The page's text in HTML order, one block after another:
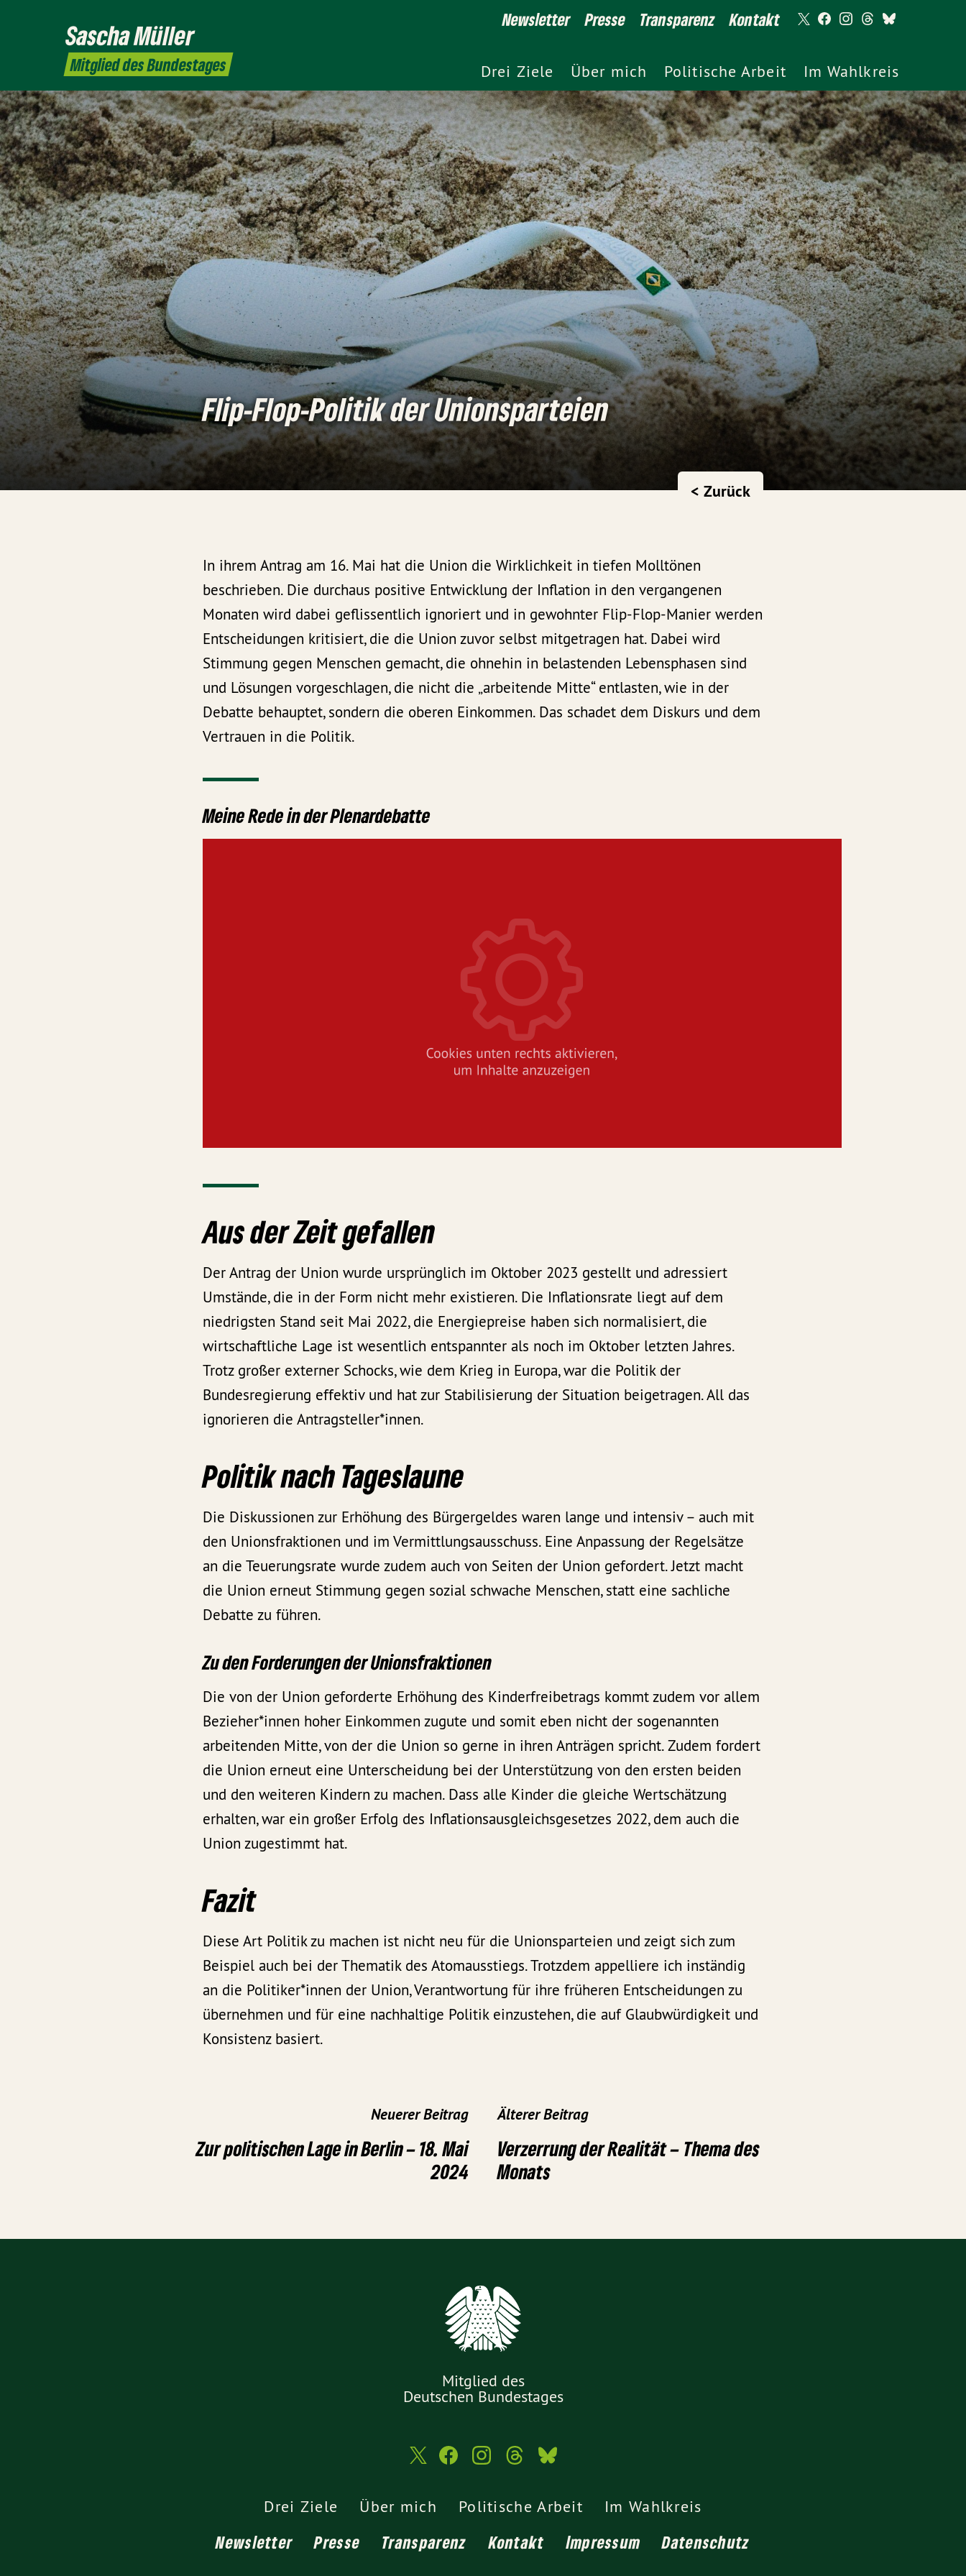
SaschaMüller
Mitglied des Bundestages
Newsletter Presse Transparenz Kontakt
Drei Ziele Über mich Politische Arbeit Im Wahlkreis
Flip-Flop-Politik der Unionsparteien
< Zurück
In ihrem Antrag am 16. Mai hat die Union die Wirklichkeit in tiefen Molltönen
beschrieben. Die durchaus positive Entwicklung der Inflation in den vergangenen
Monaten wird dabei geflissentlich ignoriert und in gewohnter Flip-Flop-Manier werden
Entscheidungen kritisiert, die die Union zuvor selbst mitgetragen hat. Dabei wird
Stimmung gegen Menschen gemacht, die ohnehin in belastenden Lebensphasen sind
und Lösungen vorgeschlagen, die nicht die „arbeitende Mitte“ entlasten, wie in der
Debatte behauptet, sondern die oberen Einkommen. Das schadet dem Diskurs und dem
Vertrauen in die Politik.
Meine Rede in der Plenardebatte
Aus der Zeit gefallen
Der Antrag der Union wurde ursprünglich im Oktober 2023 gestellt und adressiert
Umstände, die in der Form nicht mehr existieren. Die Inflationsrate liegt auf dem
niedrigsten Stand seit Mai 2022, die Energiepreise haben sich normalisiert, die
wirtschaftliche Lage ist wesentlich entspannter als noch im Oktober letzten Jahres.
Trotz großer externer Schocks, wie dem Krieg in Europa, war die Politik der
Bundesregierung effektiv und hat zur Stabilisierung der Situation beigetragen. All das
ignorieren die Antragsteller*innen.
Politik nach Tageslaune
Die Diskussionen zur Erhöhung des Bürgergeldes waren lange und intensiv – auch mit
den Unionsfraktionen und im Vermittlungsausschuss. Eine Anpassung der Regelsätze
an die Teuerungsrate wurde zudem auch von Seiten der Union gefordert. Jetzt macht
die Union erneut Stimmung gegen sozial schwache Menschen, statt eine sachliche
Debatte zu führen.
Zu den Forderungen der Unionsfraktionen
Die von der Union geforderte Erhöhung des Kinderfreibetrags kommt zudem vor allem
Bezieher*innen hoher Einkommen zugute und somit eben nicht der sogenannten
arbeitenden Mitte, von der die Union so gerne in ihren Anträgen spricht. Zudem fordert
die Union erneut eine Unterscheidung bei der Unterstützung von den ersten beiden
und den weiteren Kindern zu machen. Dass alle Kinder die gleiche Wertschätzung
erhalten, war ein großer Erfolg des Inflationsausgleichsgesetzes 2022, dem auch die
Union zugestimmt hat.
Fazit
Diese Art Politik zu machen ist nicht neu für die Unionsparteien und zeigt sich zum
Beispiel auch bei der Thematik des Atomausstiegs. Trotzdem appelliere ich inständig
an die Politiker*innen der Union, Verantwortung für ihre früheren Entscheidungen zu
übernehmen und für eine nachhaltige Politik einzustehen, die auf Glaubwürdigkeit und
Konsistenz basiert.
Neuerer Beitrag
Zur politischen Lage in Berlin – 18. Mai
2024
Älterer Beitrag
Verzerrung der Realität – Thema des
Monats
Mitglied des
Deutschen Bundestages
Drei Ziele Über mich Politische Arbeit Im Wahlkreis
Newsletter Presse Transparenz Kontakt Impressum Datenschutz